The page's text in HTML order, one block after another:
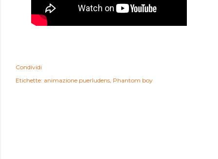
Condividi
Etichette: animazione puerludens Phantom boy